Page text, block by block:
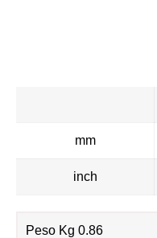
mm
inch
Peso Kg 0.86